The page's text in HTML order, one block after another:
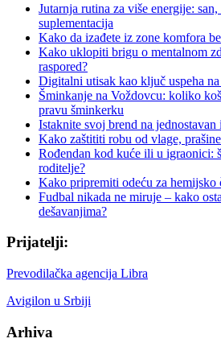
Jutarnja rutina za više energije:
suplementacija
Kako da izađete iz zone komfora
Kako uklopiti brigu o mentalnom
raspored?
Digitalni utisak kao ključ uspeha
Šminkanje na Voždovcu: koliko
pravu šminkerku
Istaknite svoj brend na jednostavan
Kako zaštititi robu od vlage,
Rođendan kod kuće ili u igraonici:
roditelje?
Kako pripremiti odeću za hemijsko
Fudbal nikada ne miruje – kako
dešavanjima?
Prijatelji:
Prevodilačka agencija Libra
Avigilon u Srbiji
Arhiva